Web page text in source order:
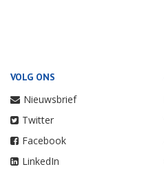
VOLG ONS
Nieuwsbrief
Twitter
Facebook
LinkedIn